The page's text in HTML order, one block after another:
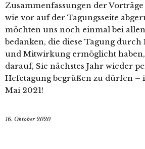
Zusammenfassungen der
wie vor auf der Tagungsseite
möchten uns noch einmal bei
bedanken, die diese Tagung
und Mitwirkung ermöglicht
darauf, Sie nächstes Jahr wieder
Hefetagung begrüßen zu dürfen –
Mai 2021!
16. Oktober 2020